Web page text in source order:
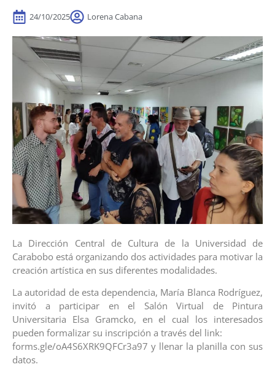
24/10/2025 Lorena Cabana
La Dirección Central de Cultura de la Universidad de
Carabobo está organizando dos actividades para motivar la
creación artística en sus diferentes modalidades.
La autoridad de esta dependencia, María Blanca Rodríguez,
invitó a participar en el Salón Virtual de Pintura
Universitaria Elsa Gramcko, en el cual los interesados
pueden formalizar su inscripción a través del link:
forms.gle/oA4S6XRK9QFCr3a97 y llenar la planilla con sus
datos.